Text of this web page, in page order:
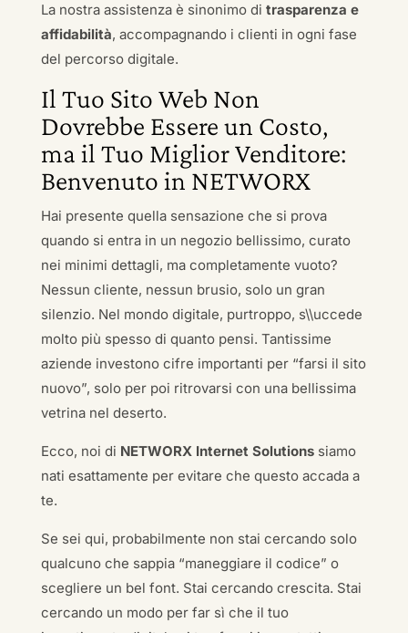
La nostra assistenza è sinonimo di trasparenza e
affidabilità, accompagnando i clienti in ogni fase
del percorso digitale.
Il Tuo Sito Web Non
Dovrebbe Essere un Costo,
ma il Tuo Miglior Venditore:
Benvenuto in NETWORX
Hai presente quella sensazione che si prova
quando si entra in un negozio bellissimo, curato
nei minimi dettagli, ma completamente vuoto?
Nessun cliente, nessun brusio, solo un gran
silenzio. Nel mondo digitale, purtroppo, s\\uccede
molto più spesso di quanto pensi. Tantissime
aziende investono cifre importanti per “farsi il sito
nuovo”, solo per poi ritrovarsi con una bellissima
vetrina nel deserto.
Ecco, noi di NETWORX Internet Solutionssiamo
nati esattamente per evitare che questo accada a
te.
Se sei qui, probabilmente non stai cercando solo
qualcuno che sappia “maneggiare il codice” o
scegliere un bel font. Stai cercando crescita. Stai
cercando un modo per far sì che il tuo